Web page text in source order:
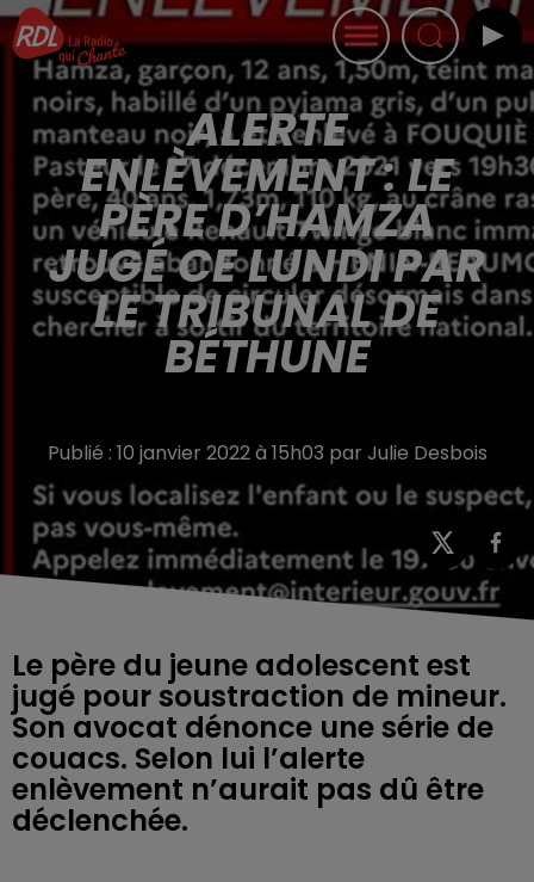
ALERTE
ENLÈVEMENT : LE
PÈRE D’HAMZA
JUGÉ CE LUNDI PAR
LE TRIBUNAL DE
BÉTHUNE
Publié : 10 janvier 2022 à 15h03 par Julie Desbois
Le père du jeune adolescent est
jugé pour soustraction de mineur.
Son avocat dénonce une série de
couacs. Selon lui l’alerte
enlèvement n’aurait pas dû être
déclenchée.